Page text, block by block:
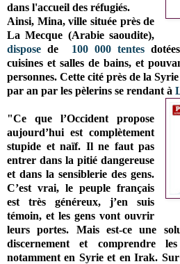
dans l'accueil des réfugiés.
Ainsi, Mina, ville située près de
La Mecque (Arabie saoudite),
dispose de 100 000 tentes
cuisines et salles de bains, et
personnes. Cette cité près de la Syrie
par an par les pèlerins se rendant à
"Ce que l’Occident propose
aujourd’hui est complètement
stupide et naïf. Il ne faut pas
entrer dans la pitié dangereuse
et dans la sensiblerie des gens.
C’est vrai, le peuple français
est très généreux, j’en suis
témoin, et les gens vont ouvrir
leurs portes. Mais est-ce une
discernement et comprendre
notamment en Syrie et en Irak.